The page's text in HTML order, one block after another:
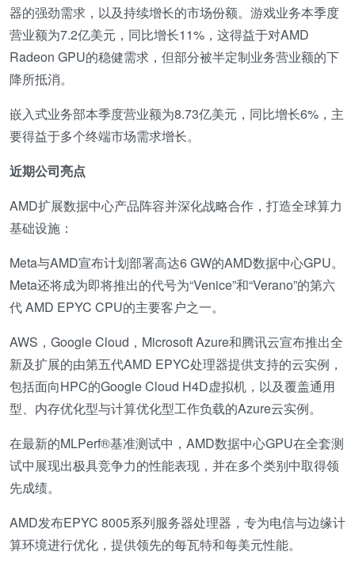
器的强劲需求，以及持续增长的市场份额。游戏业务本季度
营业额为7.2亿美元，同比增长11%，这得益于对AMD
Radeon GPU的稳健需求，但部分被半定制业务营业额的下
降所抵消。
嵌入式业务部本季度营业额为8.73亿美元，同比增长6%，主
要得益于多个终端市场需求增长。
近期公司亮点
AMD扩展数据中心产品阵容并深化战略合作，打造全球算力
基础设施：
Meta与AMD宣布计划部署高达6 GW的AMD数据中心GPU。
Meta还将成为即将推出的代号为“Venice”和“Verano”的第六
代 AMD EPYC CPU的主要客户之一。
AWS，Google Cloud，Microsoft Azure和腾讯云宣布推出全
新及扩展的由第五代AMD EPYC处理器提供支持的云实例，
包括面向HPC的Google Cloud H4D虚拟机，以及覆盖通用
型、内存优化型与计算优化型工作负载的Azure云实例。
在最新的MLPerf®基准测试中，AMD数据中心GPU在全套测
试中展现出极具竞争力的性能表现，并在多个类别中取得领
先成绩。
AMD发布EPYC 8005系列服务器处理器，专为电信与边缘计
算环境进行优化，提供领先的每瓦特和每美元性能。